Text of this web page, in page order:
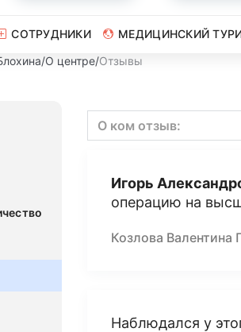
СОТРУДНИКИ МЕДИЦИНСКИЙ
/О центре/Отзывы
О ком отзыв:
Игорь
операцию на
Козлова Валентина
Наблюдался у